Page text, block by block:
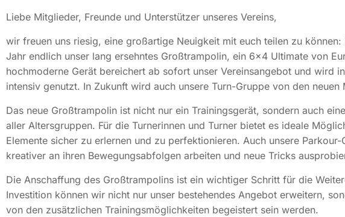
Liebe Mitglieder, Freunde und Unterstützer unseres Vereins,
wir freuen uns riesig, eine großartige Neuigkeit mit euch teilen zu
Jahr endlich unser lang ersehntes Großtrampolin, ein 6×4 Ultimate von
hochmoderne Gerät bereichert ab sofort unser Vereinsangebot und wird
intensiv genutzt. In Zukunft wird auch unsere Turn-Gruppe von den
Das neue Großtrampolin ist nicht nur ein Trainingsgerät, sondern auch
aller Altersgruppen. Für die Turnerinnen und Turner bietet es ideale
Elemente sicher zu erlernen und zu perfektionieren. Auch unsere
kreativer an ihren Bewegungsabfolgen arbeiten und neue Tricks
Die Anschaffung des Großtrampolins ist ein wichtiger Schritt für die
Investition können wir nicht nur unser bestehendes Angebot erweitern,
von den zusätzlichen Trainingsmöglichkeiten begeistert sein werden.